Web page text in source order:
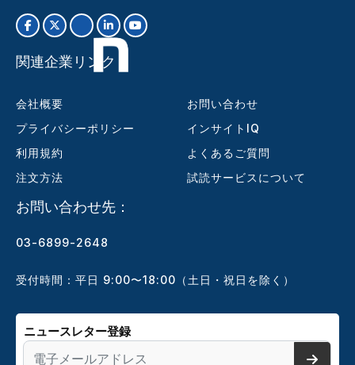
関連企業リンク
会社概要
プライバシーポリシー
利用規約
注文方法
お問い合わせ
インサイトIQ
よくあるご質問
試読サービスについて
お問い合わせ先：
03-6899-2648
受付時間：平日 9:00〜18:00（土日・祝日を除く）
ニュースレター登録